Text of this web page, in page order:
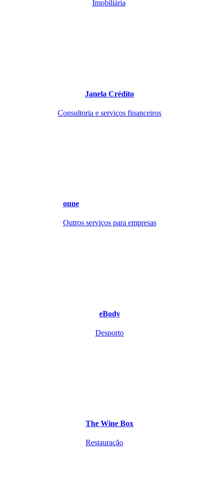
Imobiliária
Janela Crédito
Consultoria e serviços financeiros
onne
Outros serviços para empresas
eBody
Desporto
The Wine Box
Restauração